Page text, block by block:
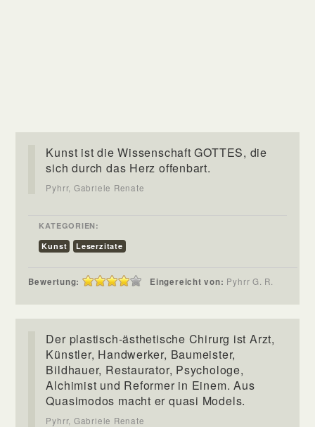
Kunst ist die Wissenschaft GOTTES, die
sich durch das Herz offenbart.
Pyhrr, Gabriele Renate
KATEGORIEN:
Kunst
Leserzitate
Bewertung: Eingereicht von: Pyhrr G. R.
Der plastisch-ästhetische Chirurg ist Arzt,
Künstler, Handwerker, Baumeister,
Bildhauer, Restaurator, Psychologe,
Alchimist und Reformer in Einem. Aus
Quasimodos macht er quasi Models.
Pyhrr, Gabriele Renate